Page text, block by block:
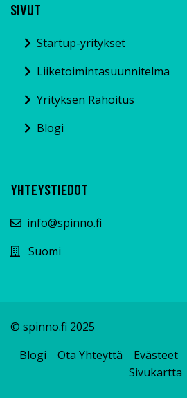
SIVUT
Startup-yritykset
Liiketoimintasuunnitelma
Yrityksen Rahoitus
Blogi
YHTEYSTIEDOT
info@spinno.fi
Suomi
© spinno.fi 2025
Blogi
Ota Yhteyttä Evästeet
Sivukartta